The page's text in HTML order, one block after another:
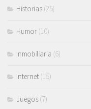
Historias (25)
Humor (10)
Inmobiliaria (6)
Internet (15)
Juegos (7)